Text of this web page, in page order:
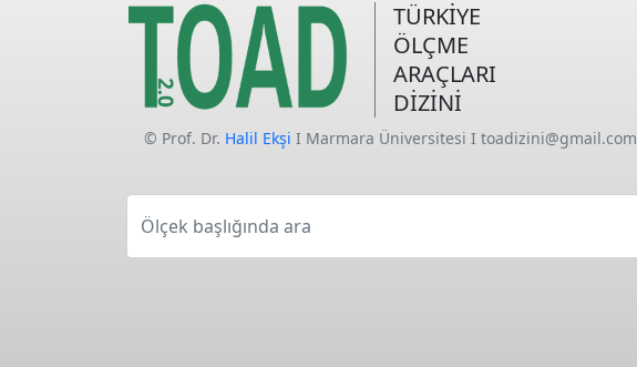
TÜRKİYE
ÖLÇME
ARAÇLARI
DİZİNİ
© Prof. Dr. Halil Ekşi I Marmara Üniversitesi I toadizini@gmail.com
Ölçek başlığında ara